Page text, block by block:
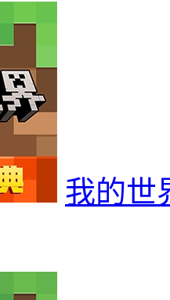
我的世